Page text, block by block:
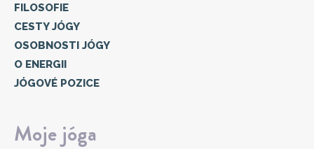
FILOSOFIE
CESTY JÓGY
OSOBNOSTI JÓGY
O ENERGII
JÓGOVÉ POZICE
Moje jóga